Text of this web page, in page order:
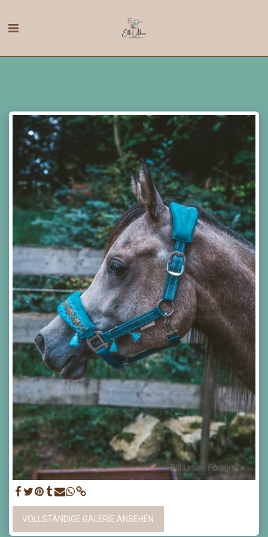
VOLLSTÄNDIGE GALERIE ANSEHEN